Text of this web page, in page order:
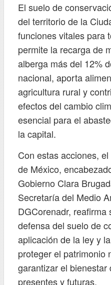
El suelo de
del territorio de la
funciones vitales para
permite la recarga de
alberga más del 12%
nacional, aporta
agricultura rural y
efectos del cambio
esencial para el
la capital.
Con estas acciones,
de México,
Gobierno Clara
Secretaría del Medio
DGCorenadr,
defensa del suelo de
aplicación de la ley y
proteger el patrimonio
garantizar el
presentes y futuras.